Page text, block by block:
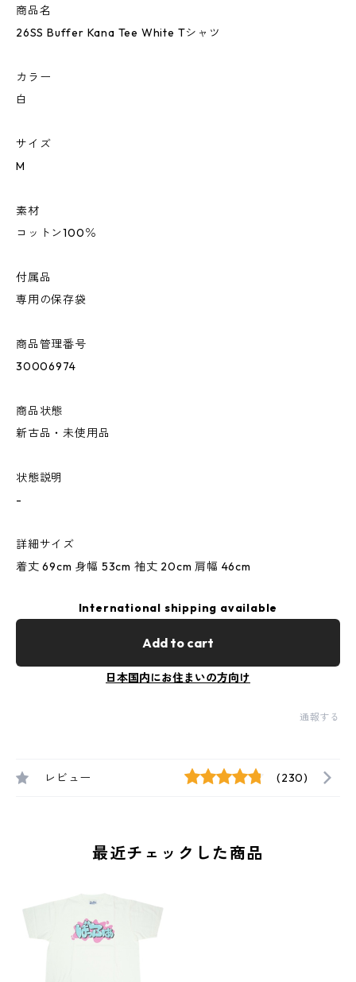
商品名
26SS Buffer Kana Tee White Tシャツ
カラー
白
サイズ
M
素材
コットン100％
付属品
専用の保存袋
商品管理番号
30006974
商品状態
新古品・未使用品
状態説明
-
詳細サイズ
着丈 69cm 身幅 53cm 袖丈 20cm 肩幅 46cm
International shipping available
Add to cart
日本国内にお住まいの方向け
通報する
レビュー (230)
最近チェックした商品